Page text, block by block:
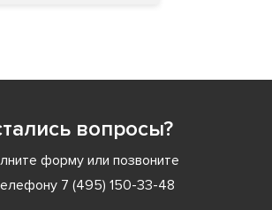
вопросы?
форму или позвоните
7 (495) 150-33-48